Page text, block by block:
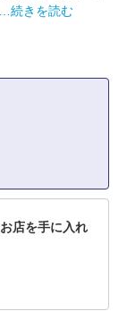
…続きを読む
店を手に入れ